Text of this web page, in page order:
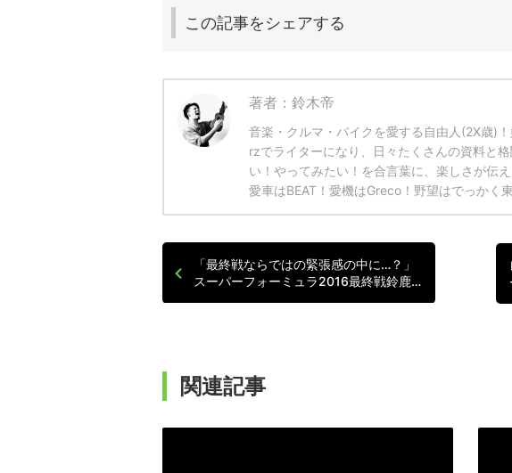
この記事をシェアする
著者：鈴木帝
音楽・クルマ・バイクを愛する自由人(2X歳)
rzでライターになり、日々たくさんの資料と
い！やってみたい！を合言葉に、楽しさが伝
愛車はBEAT！愛機はGreco！野望はでっかく
「最終戦ならではの緊張感の中に…？」
スーパーフォーミュラ2016最終戦鈴鹿…
関連記事